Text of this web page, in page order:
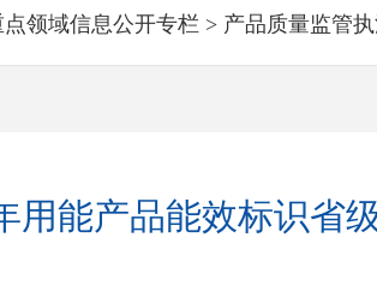
点领域信息公开专栏 > 产品质量监管
用能产品能效标识省